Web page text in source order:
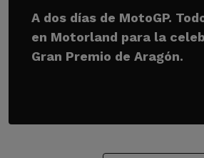
A dos días de MotoGP.
en Motorland para la
Gran Premio de Aragón.